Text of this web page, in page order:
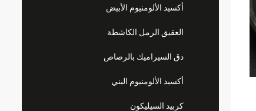
أكسيد الألومنيوم الأبيض
العقيق الرمل الكاشطة
دق السيراميك بالرصاص
أكسيد الألومنيوم البني
كربيد السيليكون